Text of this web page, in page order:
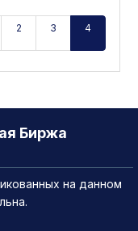
2 3 4
Биржа
на данном